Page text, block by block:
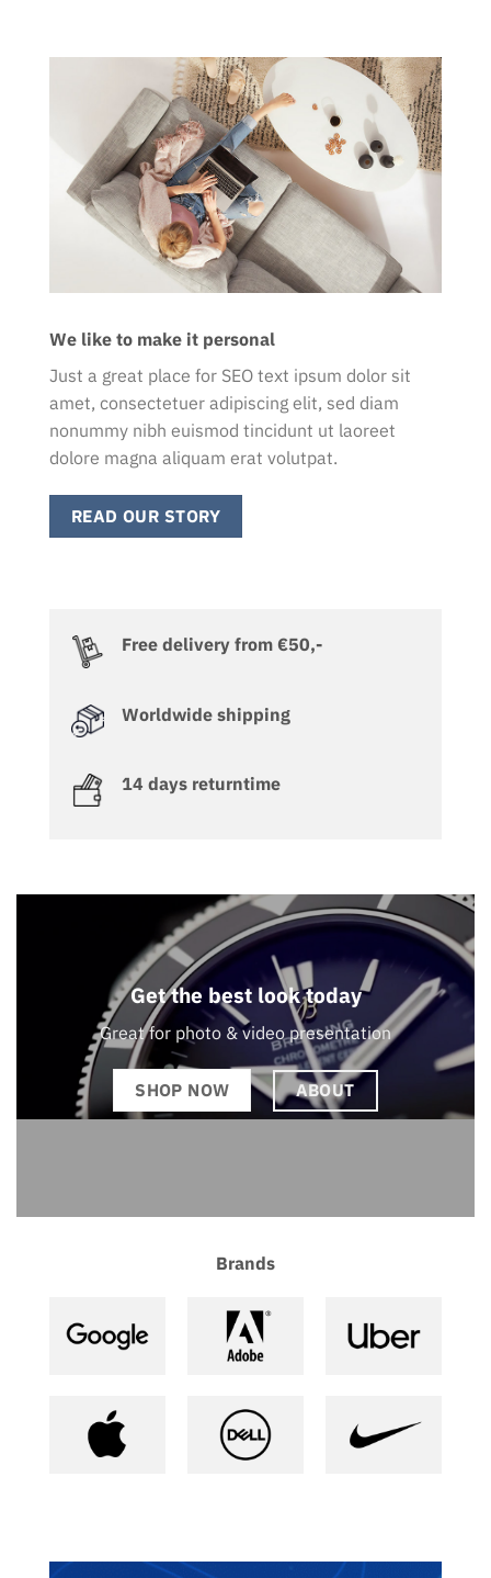
We like to make it personal
Just a great place for SEO text ipsum dolor sit
amet, consectetuer adipiscing elit, sed diam
nonummy nibh euismod tincidunt ut laoreet
dolore magna aliquam erat volutpat.
READ OUR STORY
Free delivery from €50,-
Worldwide shipping
14 days returntime
Get the best look today
Great for photo & video presentation
SHOP NOW ABOUT
Brands